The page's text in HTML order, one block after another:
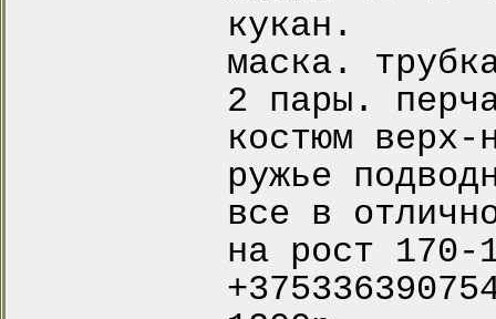
кукан.
маска.
2 пары.
костюм
ружье
все в
на рост 170-